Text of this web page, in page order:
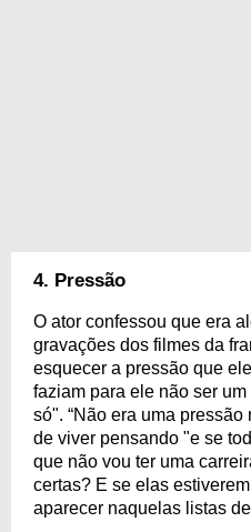
4. Pressão
O ator confessou que era
gravações dos filmes da
esquecer a pressão que
faziam para ele não ser
só". “Não era uma
de viver pensando "e se
que não vou ter uma
certas? E se elas
aparecer naquelas listas